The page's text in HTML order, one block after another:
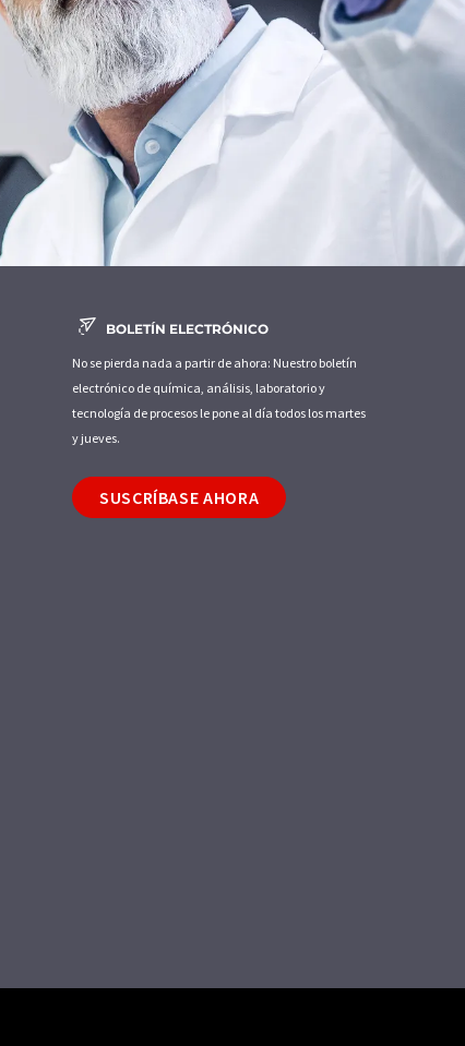
BOLETÍN ELECTRÓNICO
No se pierda nada a partir de ahora: Nuestro boletín
electrónico de química, análisis, laboratorio y
tecnología de procesos le pone al día todos los martes
y jueves.
SUSCRÍBASE AHORA